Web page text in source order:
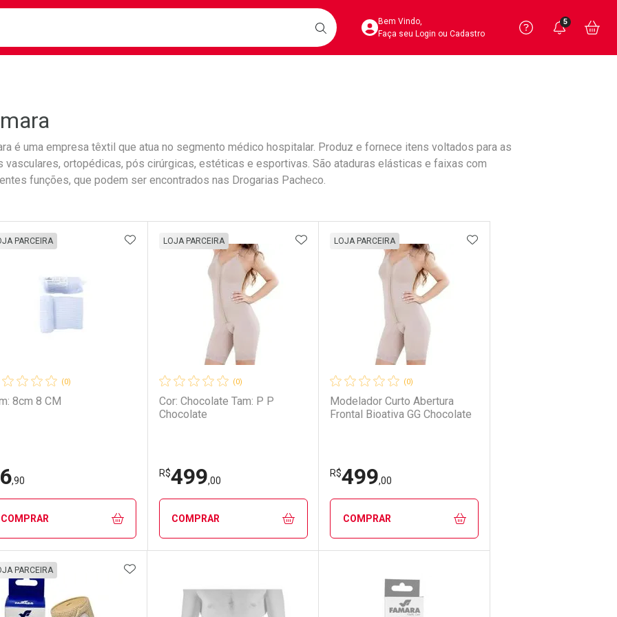
BUSCARAcesse sua Conta
Bem Vindo,
Faça seu Login ou Cadastro
Precisa
Ver Recursos
Você
5
é uma empresa têxtil que atua no segmento médico hospitalar. Produz e fornece itens voltados para as
vasculares, ortopédicas, pós cirúrgicas, estéticas e esportivas. São ataduras elásticas e faixas com
funções, que podem ser encontrados nas Drogarias Pacheco.
(0)
8cm 8 CM
PARCEIRA
6,90
ADICIONAR AOS FAVORITOS
COMPRAR
FECHAR
FECHAR
Menos
(0)
Cor: Chocolate Tam: P P
Chocolate
LOJA PARCEIRA
R$499,00
ADICIONAR AOS FAVORITOS
COMPRAR
Laboratório
Por Menos
(0)
Modelador Curto Abertura
Frontal Bioativa GG Chocolate
LOJA PARCEIRA
R$499,00
ADICIONAR AOS
COMPRAR
Laboratório
Por Menos
PARCEIRA ADICIONAR AOS FAVORITOS